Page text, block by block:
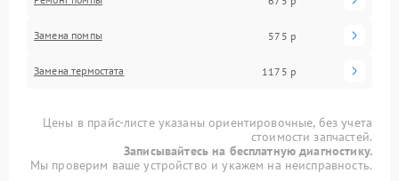
Замена помпы 575 р
Замена термостата 1175 р
Цены в прайс-листе указаны ориентировочные, без учета
стоимости запчастей.
Записывайтесь на бесплатную диагностику.
Мы проверим ваше устройство и укажем на неисправность.